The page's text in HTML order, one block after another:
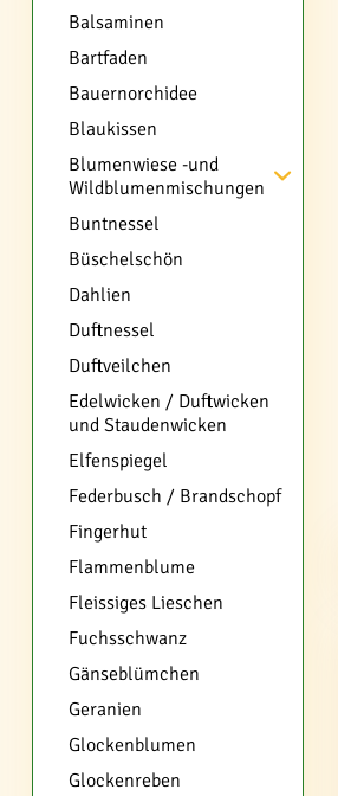
Balsaminen
Bartfaden
Bauernorchidee
Blaukissen
Blumenwiese -und
Wildblumenmischungen
Buntnessel
Büschelschön
Dahlien
Duftnessel
Duftveilchen
Edelwicken / Duftwicken
und Staudenwicken
Elfenspiegel
Federbusch / Brandschopf
Fingerhut
Flammenblume
Fleissiges Lieschen
Fuchsschwanz
Gänseblümchen
Geranien
Glockenblumen
Glockenreben